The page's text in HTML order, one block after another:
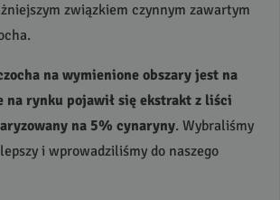
związkiem czynnym zawartym
na wymienione obszary jest na
na rynku pojawił się ekstrakt z liści
na 5% cynaryny. Wybraliśmy
i wprowadziliśmy do naszego